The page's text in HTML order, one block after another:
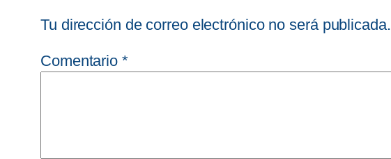
Tu dirección de correo electrónico no será publicada.
Comentario *